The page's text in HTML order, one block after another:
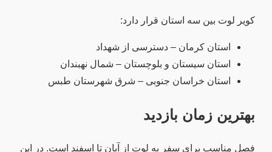
کویر لوت بین سه استان قرار دارد:
استان کرمان – دسترسی از شهداد
استان سیستان و بلوچستان – شمال نهبندان
استان خراسان جنوبی – شرق شهرستان طبس
بهترین زمان بازدید
فصل مناسب برای سفر به لوت از آبان تا اسفند است. در این